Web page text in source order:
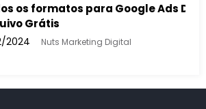
para Google Ads Display –
Marketing Digital